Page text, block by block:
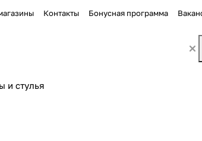
Контакты Бонусная программа
и стулья